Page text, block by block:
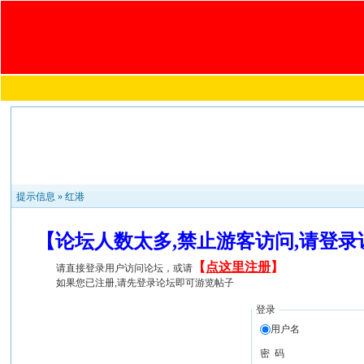
提示信息 »红港
【论坛人数太多,禁止游客访问,请登
请直接登录用户访问论坛，或请 【 点这里注册】
如果您已注册,请先登录论坛即可游览帖子
登录
用户名
密 码